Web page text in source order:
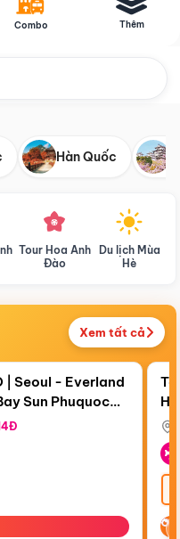
Combo Thêm
Hàn Quốc
Tour Hoa Anh
Đào
Du lịch Mùa
Hè
Xem tất cả
Điểm nổi bật
| Seoul - Everland
Sun Phuquoc